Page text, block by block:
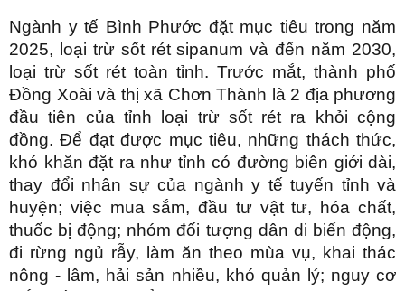
Ngành y tế Bình Phước đặt mục tiêu trong năm
2025, loại trừ sốt rét sipanum và đến năm 2030,
loại trừ sốt rét toàn tỉnh. Trước mắt, thành phố
Đồng Xoài và thị xã Chơn Thành là 2 địa phương
đầu tiên của tỉnh loại trừ sốt rét ra khỏi cộng
đồng. Để đạt được mục tiêu, những thách thức,
khó khăn đặt ra như tỉnh có đường biên giới dài,
thay đổi nhân sự của ngành y tế tuyến tỉnh và
huyện; việc mua sắm, đầu tư vật tư, hóa chất,
thuốc bị động; nhóm đối tượng dân di biến động,
đi rừng ngủ rẫy, làm ăn theo mùa vụ, khai thác
nông - lâm, hải sản nhiều, khó quản lý; nguy cơ